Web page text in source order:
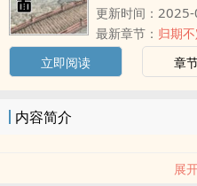
更新时间：
最新章节： 归期
立即阅读
章
内容简介
展